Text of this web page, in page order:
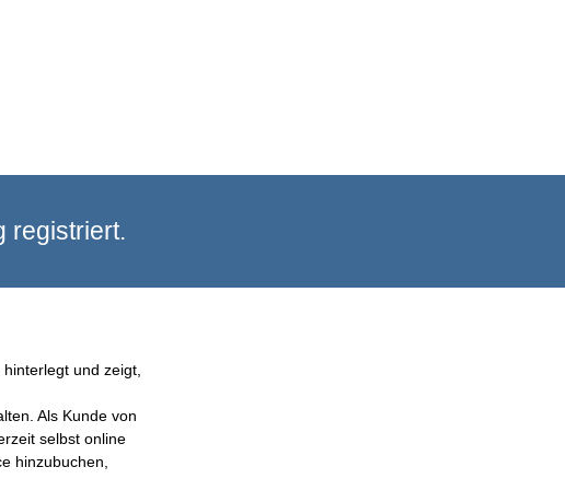
registriert.
und zeigt,
Als Kunde von
selbst online
hinzubuchen,